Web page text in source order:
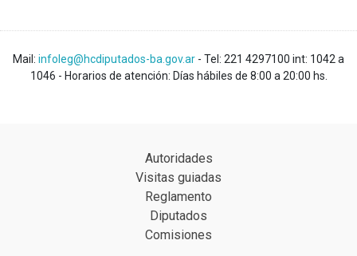
Mail: infoleg@hcdiputados-ba.gov.ar - Tel: 221 4297100 int: 1042 a
1046 - Horarios de atención: Días hábiles de 8:00 a 20:00 hs.
Autoridades
Visitas guiadas
Reglamento
Diputados
Comisiones